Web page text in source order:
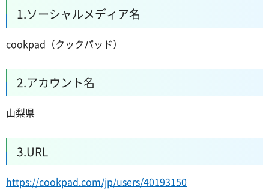
1.ソーシャルメディア名
cookpad（クックパッド）
2.アカウント名
山梨県
3.URL
https://cookpad.com/jp/users/40193150